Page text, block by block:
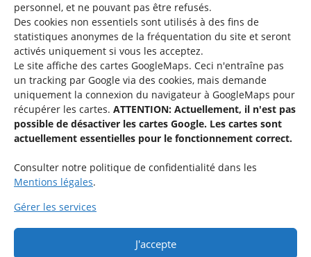
personnel, et ne pouvant pas être refusés.
Des cookies non essentiels sont utilisés à des fins de
statistiques anonymes de la fréquentation du site et seront
activés uniquement si vous les acceptez.
Le site affiche des cartes GoogleMaps. Ceci n'entraîne pas
un tracking par Google via des cookies, mais demande
uniquement la connexion du navigateur à GoogleMaps pour
récupérer les cartes. ATTENTION: Actuellement, il n'est pas
possible de désactiver les cartes Google. Les cartes sont
actuellement essentielles pour le fonctionnement correct.
Consulter notre politique de confidentialité dans les
Mentions légales.
Gérer les services
J'accepte
Une offre du
Service national de la jeunesse
48-50 rue Charles Martel
L-2134 Luxembourg